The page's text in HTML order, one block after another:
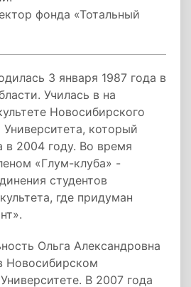
фонда «Тотальный
3 января 1987 года в
Училась в на
Новосибирского
Университета, который
в 2004 году. Во время
«Глум-клуба» -
студентов
где придуман
Ольга Александровна
Новосибирском
В 2007 года